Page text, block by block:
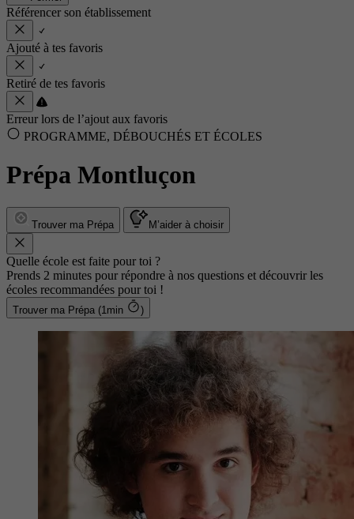
Référencer son établissement
Ajouté à tes favoris
Retiré de tes favoris
Erreur lors de l’ajout aux favoris
PROGRAMME, DÉBOUCHÉS ET ÉCOLES
Prépa Montluçon
Trouver ma Prépa M’aider à choisir
Quelle école est faite pour toi ?
Prends 2 minutes pour répondre à nos questions et découvrir les
écoles recommandées pour toi !
Trouver ma Prépa (1min )